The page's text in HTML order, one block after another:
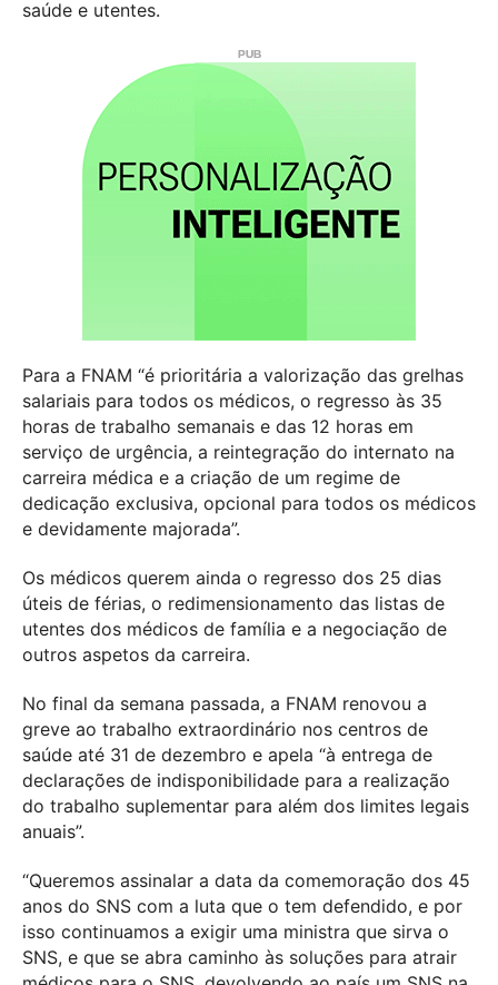
saúde e utentes.
Para a FNAM “é prioritária a valorização das grelhas
salariais para todos os médicos, o regresso às 35
horas de trabalho semanais e das 12 horas em
serviço de urgência, a reintegração do internato na
carreira médica e a criação de um regime de
dedicação exclusiva, opcional para todos os médicos
e devidamente majorada”.
Os médicos querem ainda o regresso dos 25 dias
úteis de férias, o redimensionamento das listas de
utentes dos médicos de família e a negociação de
outros aspetos da carreira.
No final da semana passada, a FNAM renovou a
greve ao trabalho extraordinário nos centros de
saúde até 31 de dezembro e apela “à entrega de
declarações de indisponibilidade para a realização
do trabalho suplementar para além dos limites legais
anuais”.
“Queremos assinalar a data da comemoração dos 45
anos do SNS com a luta que o tem defendido, e por
isso continuamos a exigir uma ministra que sirva o
SNS, e que se abra caminho às soluções para atrair